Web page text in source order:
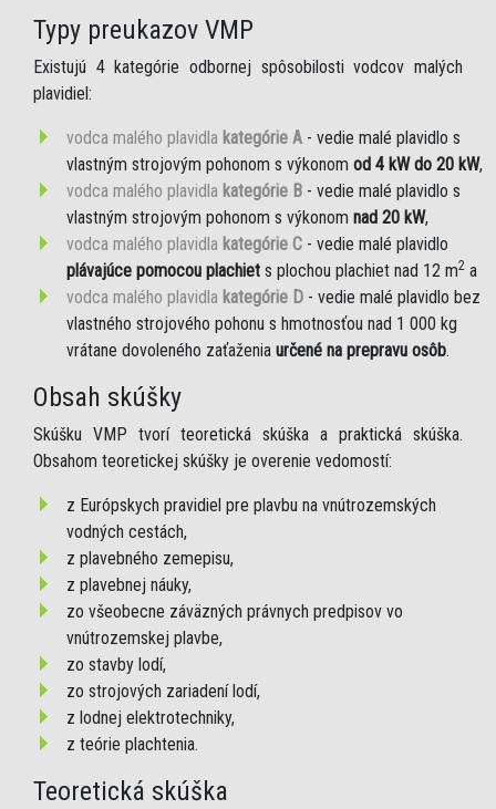
Typy preukazov VMP
Existujú 4 kategórie odbornej spôsobilosti vodcov malých
plavidiel:
vodca malého plavidla kategórie A - vedie malé plavidlo s
vlastným strojovým pohonom s výkonom od 4 kW do 20 kW,
vodca malého plavidla kategórie B - vedie malé plavidlo s
vlastným strojovým pohonom s výkonom nad 20 kW,
vodca malého plavidla kategórie C - vedie malé plavidlo
plávajúce pomocou plachiet s plochou plachiet nad 12 m2 a
vodca malého plavidla kategórie D - vedie malé plavidlo bez
vlastného strojového pohonu s hmotnosťou nad 1 000 kg
vrátane dovoleného zaťaženia určené na prepravu osôb.
Obsah skúšky
Skúšku VMP tvorí teoretická skúška a praktická skúška.
Obsahom teoretickej skúšky je overenie vedomostí:
z Európskych pravidiel pre plavbu na vnútrozemských
vodných cestách,
z plavebného zemepisu,
z plavebnej náuky,
zo všeobecne záväzných právnych predpisov vo
vnútrozemskej plavbe,
zo stavby lodí,
zo strojových zariadení lodí,
z lodnej elektrotechniky,
z teórie plachtenia.
Teoretická skúška